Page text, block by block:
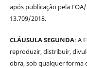
após publicação pela
13.709/2018.
CLÁUSULA SEGUNDA: A
reproduzir, distribuir,
obra, sob qualquer forma